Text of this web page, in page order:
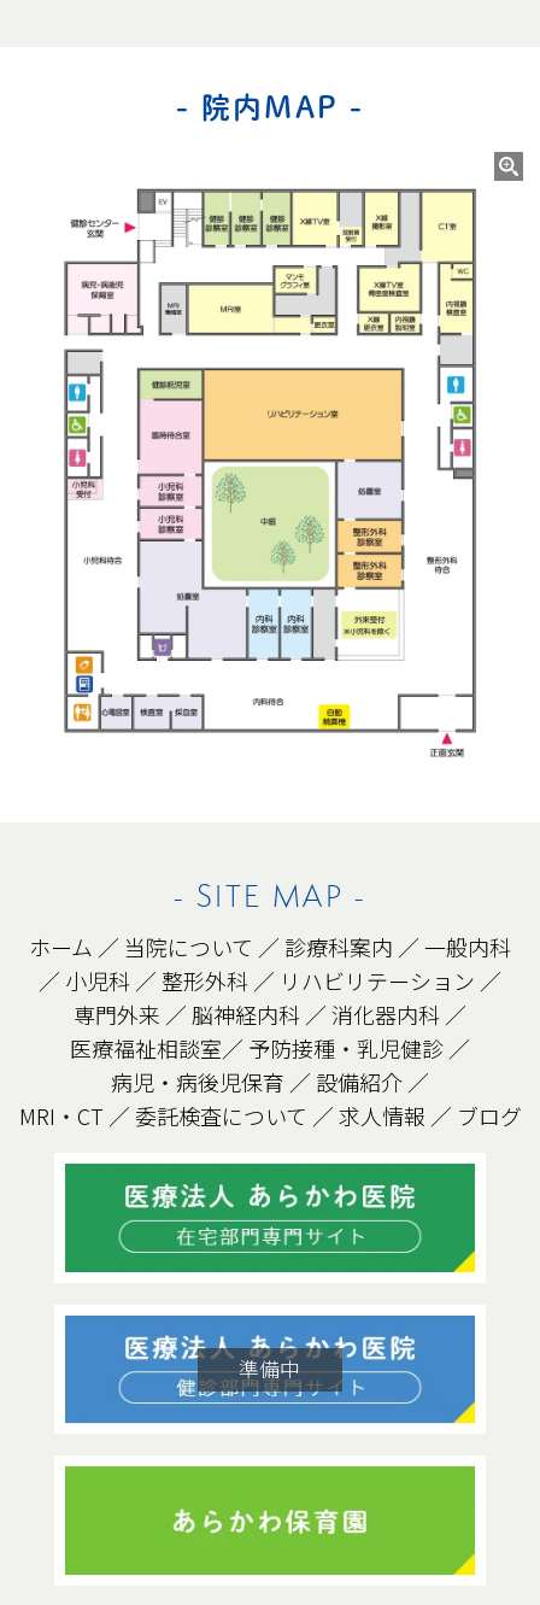
- 院内MAP -
- SITE MAP -
ホーム ／ 当院について ／ 診療科案内 ／一般内科
／ 小児科 ／ 整形外科 ／ リハビリテーション ／
専門外来 ／ 脳神経内科 ／消化器内科 ／
医療福祉相談室／ 予防接種・乳児健診 ／
病児・病後児保育 ／ 設備紹介 ／
MRI・CT ／委託検査について ／求人情報 ／ ブログ